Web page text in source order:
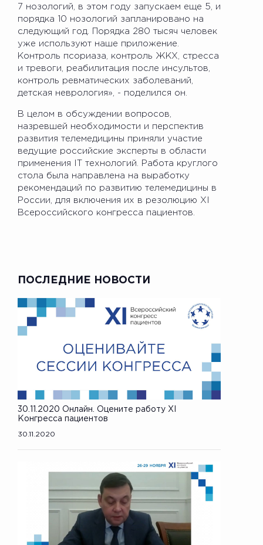
7 нозологий, в этом году запускаем еще 5, и
порядка 10 нозологий запланировано на
следующий год. Порядка 280 тысяч человек
уже используют наше приложение.
Контроль псориаза, контроль ЖКХ, стресса
и тревоги, реабилитация после инсультов,
контроль ревматических заболеваний,
детская неврология», - поделился он.
В целом в обсуждении вопросов,
назревшей необходимости и перспектив
развития телемедицины приняли участие
ведущие российские эксперты в области
применения IT технологий. Работа круглого
стола была направлена на выработку
рекомендаций по развитию телемедицины в
России, для включения их в резолюцию XI
Всероссийского конгресса пациентов.
ПОСЛЕДНИЕ НОВОСТИ
30.11.2020 Онлайн. Оцените работу XI
Конгресса пациентов
30.11.2020